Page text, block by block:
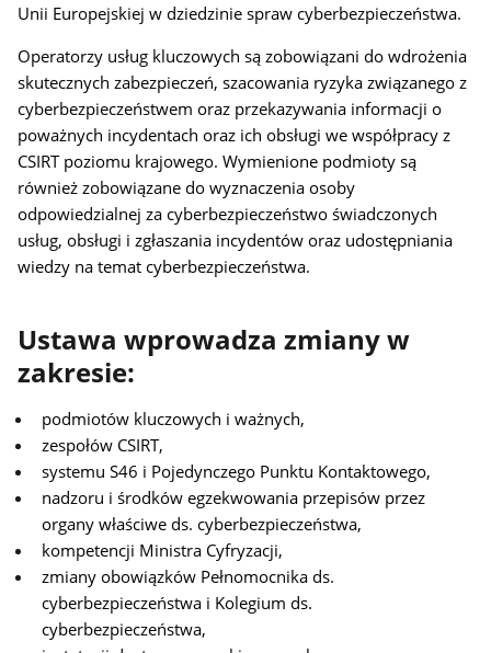
Unii Europejskiej w dziedzinie spraw cyberbezpieczeństwa.
Operatorzy usług kluczowych są zobowiązani do wdrożenia
skutecznych zabezpieczeń, szacowania ryzyka związanego z
cyberbezpieczeństwem oraz przekazywania informacji o
poważnych incydentach oraz ich obsługi we współpracy z
CSIRT poziomu krajowego. Wymienione podmioty są
również zobowiązane do wyznaczenia osoby
odpowiedzialnej za cyberbezpieczeństwo świadczonych
usług, obsługi i zgłaszania incydentów oraz udostępniania
wiedzy na temat cyberbezpieczeństwa.
Ustawa wprowadza zmiany w
zakresie:
podmiotów kluczowych i ważnych,
zespołów CSIRT,
systemu S46 i Pojedynczego Punktu Kontaktowego,
nadzoru i środków egzekwowania przepisów przez
organy właściwe ds. cyberbezpieczeństwa,
kompetencji Ministra Cyfryzacji,
zmiany obowiązków Pełnomocnika ds.
cyberbezpieczeństwa i Kolegium ds.
cyberbezpieczeństwa,